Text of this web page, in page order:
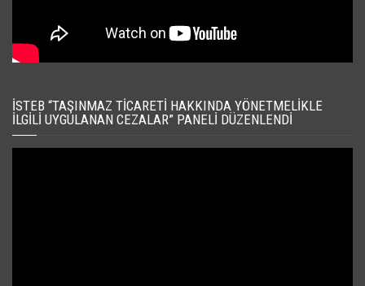
İSTEB “TAŞINMAZ TICARETI HAKKINDA YÖNETMELIKLE
İLGILI UYGULANAN CEZALAR” PANELI DÜZENLENDI